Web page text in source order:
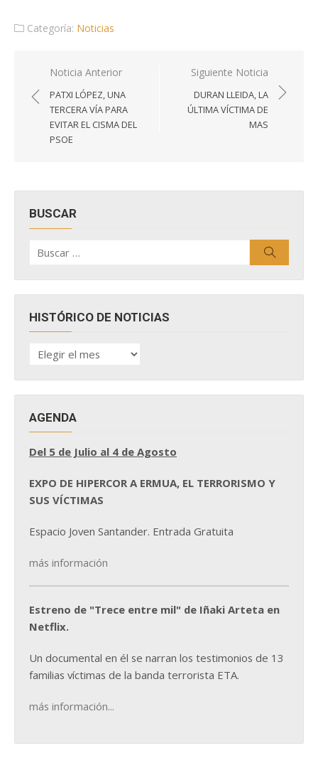
Categoría: Noticias
Navegación
de
entradas
Noticia Anterior
PATXI LÓPEZ, UNA
TERCERA VÍA PARA
EVITAR EL CISMA DEL
PSOE
Siguiente Noticia
DURAN LLEIDA, LA
ÚLTIMA VÍCTIMA DE
MAS
BUSCAR
por:
HISTÓRICO DE NOTICIAS
HISTÓRICO
DE
AGENDA
Del 5 de Julio al 4 de Agosto
EXPO DE HIPERCOR A ERMUA, EL TERRORISMO Y
SUS VÍCTIMAS
Espacio Joven Santander. Entrada Gratuita
más información
Estreno de "Trece entre mil" de Iñaki Arteta en
Netflix.
Un documental en él se narran los testimonios de 13
familias víctimas de la banda terrorista ETA.
más información...